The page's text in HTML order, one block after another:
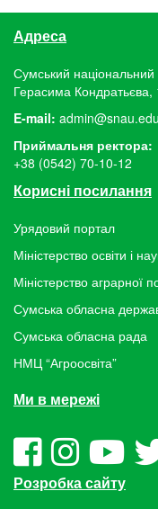
Адреса
Сумський національний
Герасима
E-mail:
Приймальня ректора:
+38 (0542) 70-10-12
Корисні посилання
Урядовий портал
Міністерство освіти і
Міністерство аграрної
Сумська обласна
Сумська обласна рада
НМЦ “Агроосвіта”
Ми в мережі
Розробка сайту